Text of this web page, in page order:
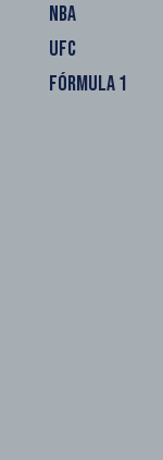
NBA
UFC
FÓRMULA 1